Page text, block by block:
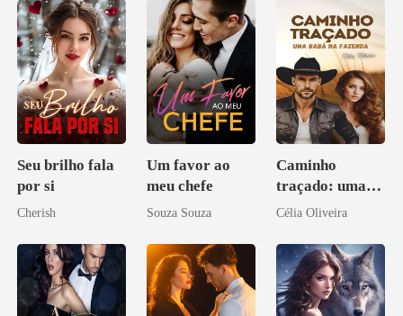
Seu brilho fala
por si
Cherish
Um favor ao
meu chefe
Souza Souza
Caminho
traçado: uma
babá na fazenda
Célia Oliveira